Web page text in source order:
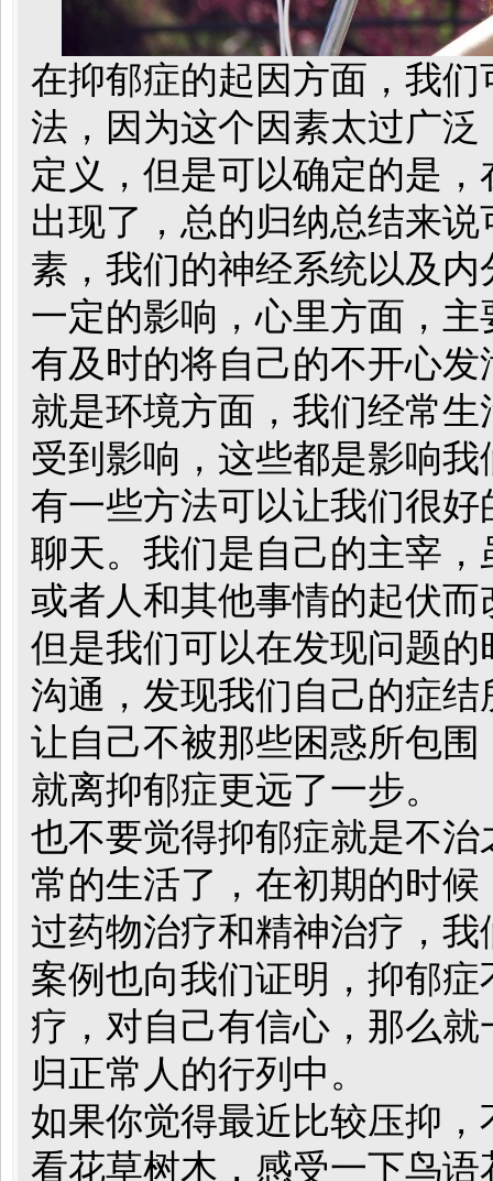
在抑郁症的起因方面，我
法，因为这个因素太过广
定义，但是可以确定的是
出现了，总的归纳总结来
素，我们的神经系统以及
一定的影响，心里方面，
有及时的将自己的不开心
就是环境方面，我们经常
受到影响，这些都是影响
有一些方法可以让我们很
聊天。我们是自己的主宰
或者人和其他事情的起伏
但是我们可以在发现问题
沟通，发现我们自己的症
让自己不被那些困惑所包
就离抑郁症更远了一步。
也不要觉得抑郁症就是不
常的生活了，在初期的时
过药物治疗和精神治疗，
案例也向我们证明，抑郁
疗，对自己有信心，那么
归正常人的行列中。
如果你觉得最近比较压抑
看花草树木，感受一下鸟